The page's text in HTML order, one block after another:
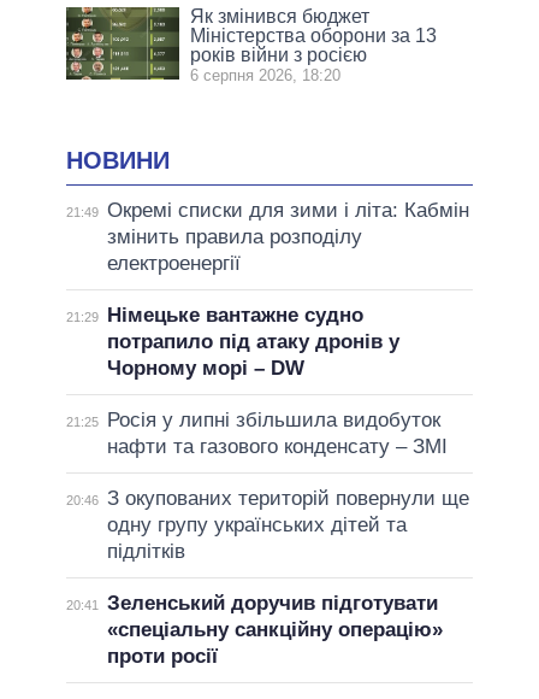
Як змінився бюджет
Міністерства оборони за 13
років війни з росією
6 серпня 2026, 18:20
НОВИНИ
21:49 Окремі списки для зими і літа: Кабмін
змінить правила розподілу
електроенергії
21:29
Німецьке вантажне судно
потрапило під атаку дронів у
Чорному морі – DW
21:25
Росія у липні збільшила видобуток
нафти та газового конденсату – ЗМІ
20:46 З окупованих територій повернули ще
одну групу українських дітей та
підлітків
20:41
Зеленський доручив підготувати
«спеціальну санкційну операцію»
проти росії